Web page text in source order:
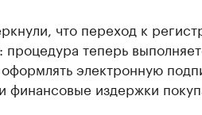
что переход к
теперь
электронную
финансовые издержки